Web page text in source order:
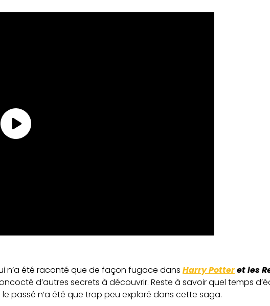
n’a été raconté que de façon fugace dans Harry Potteret les
d’autres secrets à découvrir. Reste à savoir quel temps
passé n’a été que trop peu exploré dans cette saga.